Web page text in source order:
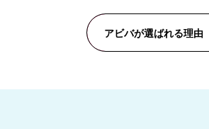
アビバが選ばれる理由